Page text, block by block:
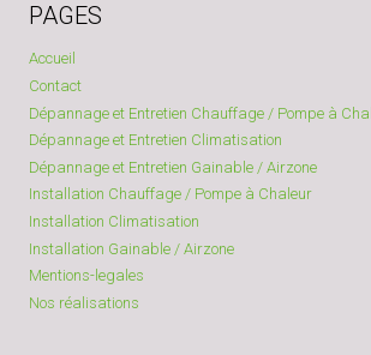
PAGES
Accueil
Contact
Dépannage et Entretien Chauffage / Pompe à
Dépannage et Entretien Climatisation
Dépannage et Entretien Gainable / Airzone
Installation Chauffage / Pompe à Chaleur
Installation Climatisation
Installation Gainable / Airzone
Mentions-legales
Nos réalisations